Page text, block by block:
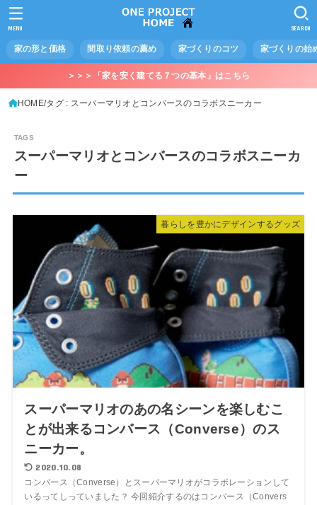
家の形と価格 間取り依頼の薦め 家づくりのコツ 家づくりの始
SEARCH
MENU
＞＞＞「家を安く建てる７つの基本」はこちら
HOME タグ : スーパーマリオとコンバースのコラボスニーカー
スーパーマリオとコンバースのコラボスニーカ
ー
暮らしを豊かにデザインするグッズ
スーパーマリオのあの名シーンを楽しむこ
とが出来るコンバース（Converse）のス
ニーカー。
2020.10.08
コンバース（Converse）とスーパーマリオがコラボレーションして
いるってしっていました？ 今回紹介するのはコンバース（Convers